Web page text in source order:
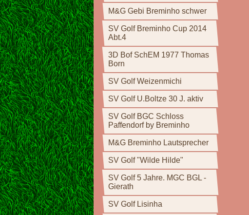
M&G Gebi Breminho schwer
SV Golf Breminho Cup 2014
Abt.4
3D Bof SchEM 1977 Thomas
Born
SV Golf Weizenmichi
SV Golf U.Boltze 30 J. aktiv
SV Golf BGC Schloss
Paffendorf by Breminho
M&G Breminho Lautsprecher
SV Golf "Wilde Hilde"
SV Golf 5 Jahre. MGC BGL -
Gierath
SV Golf Lisinha